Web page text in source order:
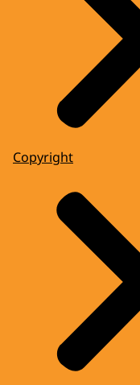
Copyright